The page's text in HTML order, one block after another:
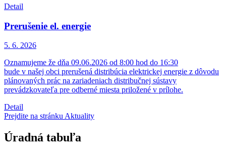
Detail
Prerušenie el. energie
5. 6. 2026
Oznamujeme že dňa 09.06.2026 od 8:00 hod do 16:30
bude v našej obci prerušená distribúcia elektrickej energie z dôvodu
plánovaných prác na zariadeniach distribučnej sústavy
prevádzkovateľa pre odberné miesta priložené v prílohe.
Detail
Prejdite na stránku Aktuality
Úradná tabuľa